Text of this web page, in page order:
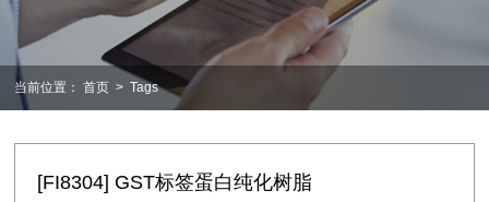
当前位置： 首页 > Tags
[FI8304] GST标签蛋白纯化树脂